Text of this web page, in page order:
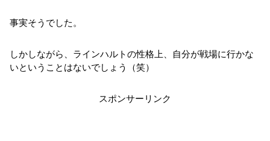
事実そうでした。
しかしながら、ラインハルトの性格上、自分が戦場に行かな
いということはないでしょう（笑）
スポンサーリンク